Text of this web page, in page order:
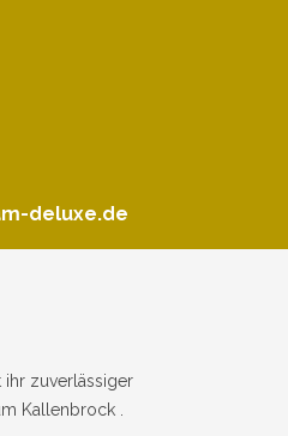
deluxe.de
ihr zuverlässiger
Kallenbrock .